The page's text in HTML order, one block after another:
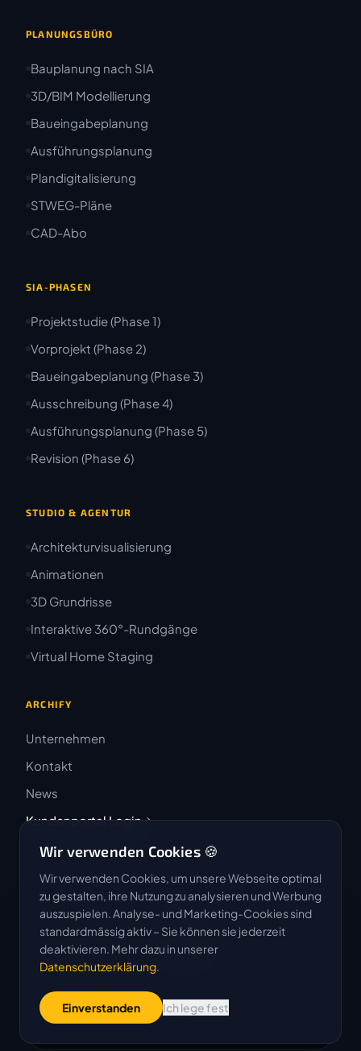
PLANUNGSBÜRO
Bauplanung nach SIA
3D/BIM Modellierung
Baueingabeplanung
Ausführungsplanung
Plandigitalisierung
STWEG-Pläne
CAD-Abo
SIA-PHASEN
Projektstudie (Phase 1)
Vorprojekt (Phase 2)
Baueingabeplanung (Phase 3)
Ausschreibung (Phase 4)
Ausführungsplanung (Phase 5)
Revision (Phase 6)
STUDIO & AGENTUR
Architekturvisualisierung
Animationen
3D Grundrisse
Interaktive 360°-Rundgänge
Virtual Home Staging
ARCHIFY
Unternehmen
Kontakt
News
Kundenportal Login
4.9 / 5
★★★★★
Basierend auf 50 Bewertungen
Google
Wir verwenden Cookies 🍪
Wir verwenden Cookies, um unsere Webseite optimal
zu gestalten, ihre Nutzung zu analysieren und Werbung
auszuspielen. Analyse- und Marketing-Cookies sind
standardmässig aktiv – Sie können sie jederzeit
deaktivieren. Mehr dazu in unserer
Datenschutzerklärung.
Einverstanden Ich lege fest